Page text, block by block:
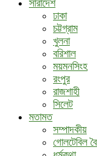
সারাদেশ
ঢাকা
চট্টগ্রাম
খুলনা
বরিশাল
ময়মনসিংহ
রংপুর
রাজশাহী
সিলেট
মতামত
সম্পাদকীয়
গোলটেবিল